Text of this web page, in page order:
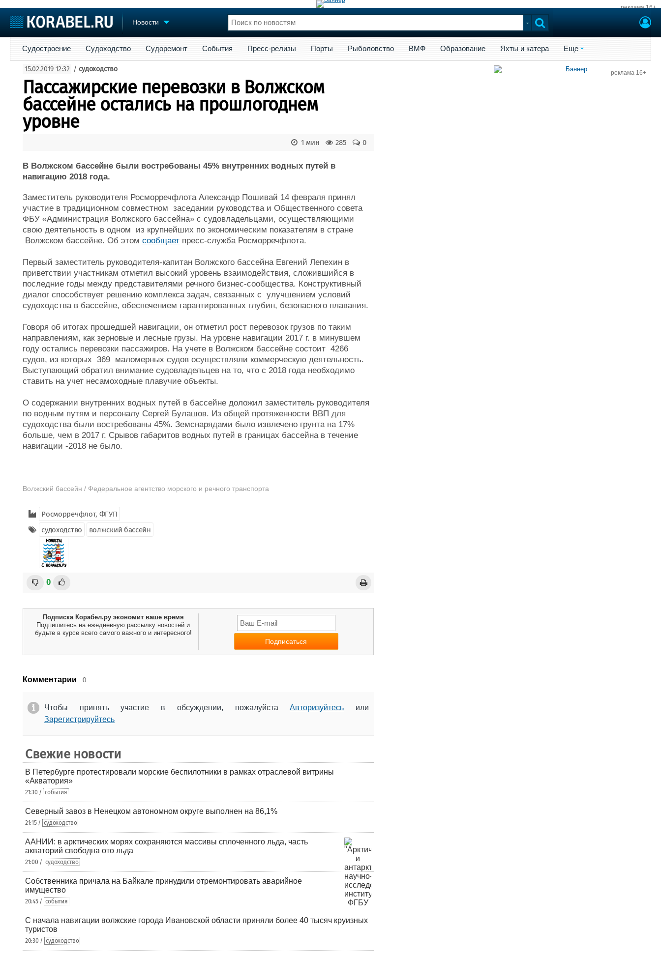
реклама 16+
Новости
Судостроение
Пульс
Новости
Компании
Репутация
Работа
Крюинг
Торговая площадка
Доска объявлений
Продажа флота
Оборудование
Изделия
Конференции
Личности
Флот
Форум
Все службы
Судостроение Судоходство Судоремонт События Пресс-релизы Порты Рыболовство ВМФ Образование Яхты и катера Еще
15.02.2019 12:32 / судоходство
Пассажирские перевозки в Волжском
бассейне остались на прошлогоднем
уровне
0
285
1 мин
В Волжском бассейне были востребованы 45% внутренних водных путей в
навигацию 2018 года.
Заместитель руководителя Росморречфлота Александр Пошивай 14 февраля принял
участие в традиционном совместном заседании руководства и Общественного совета
ФБУ «Администрация Волжского бассейна» с судовладельцами, осуществляющими
свою деятельность в одном из крупнейших по экономическим показателям в стране
Волжском бассейне. Об этом сообщает пресс-служба Росморречфлота.
Первый заместитель руководителя-капитан Волжского бассейна Евгений Лепехин в
приветствии участникам отметил высокий уровень взаимодействия, сложившийся в
последние годы между представителями речного бизнес-сообщества. Конструктивный
диалог способствует решению комплекса задач, связанных с улучшением условий
судоходства в бассейне, обеспечением гарантированных глубин, безопасного плавания.
Говоря об итогах прошедшей навигации, он отметил рост перевозок грузов по таким
направлениям, как зерновые и лесные грузы. На уровне навигации 2017 г. в минувшем
году остались перевозки пассажиров. На учете в Волжском бассейне состоит 4266
судов, из которых 369 маломерных судов осуществляли коммерческую деятельность.
Выступающий обратил внимание судовладельцев на то, что с 2018 года необходимо
ставить на учет несамоходные плавучие объекты.
О содержании внутренних водных путей в бассейне доложил заместитель руководителя
по водным путям и персоналу Сергей Булашов. Из общей протяженности ВВП для
судоходства были востребованы 45%. Земснарядами было извлечено грунта на 17%
больше, чем в 2017 г. Срывов габаритов водных путей в границах бассейна в течение
навигации -2018 не было.
Волжский бассейн / Федеральное агентство морского и речного транспорта
Росморречфлот, ФГУП
судоходство
волжский бассейн
0
Подписка Корабел.ру экономит ваше время
Подпишитесь на ежедневную рассылку новостей и
будьте в курсе всего самого важного и интересного!
Комментарии 0.
Чтобы принять участие в обсуждении, пожалуйстаАвторизуйтесь или
Зарегистрируйтесь
Свежие новости
В Петербурге протестировали морские беспилотники в рамках отраслевой витрины
«Акватория»
21:30 / события
Северный завоз в Ненецком автономном округе выполнен на 86,1%
21:15 / судоходство
ААНИИ: в арктических морях сохраняются массивы сплоченного льда, часть
акваторий свободна ото льда
21:00 / судоходство
Собственника причала на Байкале принудили отремонтировать аварийное
имущество
20:45 / события
С начала навигации волжские города Ивановской области приняли более 40 тысяч круизных
туристов
20:30 / судоходство
реклама 16+